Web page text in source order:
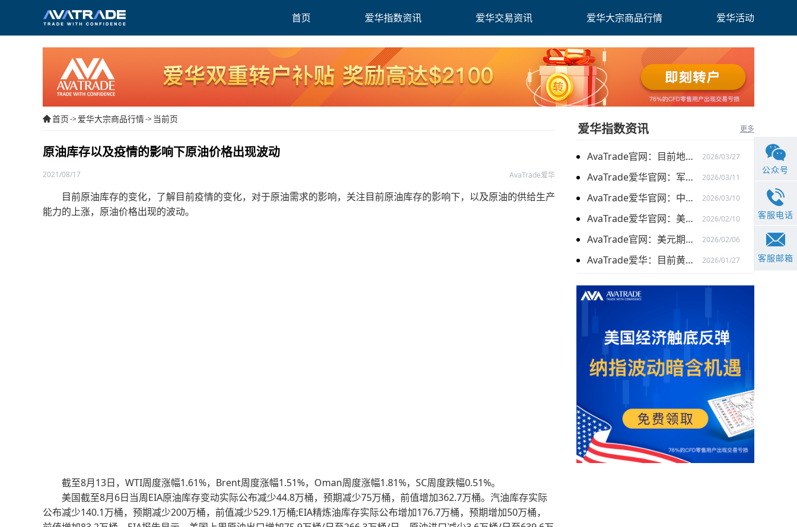
首页 爱华指数资讯 爱华交易资讯 爱华大宗商品行情 爱华活动
首页->爱华大宗商品行情-> 当前页
原油库存以及疫情的影响下原油价格出现波动
2021/08/17 AvaTrade爱华
目前原油库存的变化，了解目前疫情的变化，对于原油需求的影响，关注目前原油库存的影响下，以及原油的供给生产
能力的上涨，原油价格出现的波动。
截至8月13日，WTI周度涨幅1.61%，Brent周度涨幅1.51%，Oman周度涨幅1.81%，SC周度跌幅0.51%。
美国截至8月6日当周EIA原油库存变动实际公布减少44.8万桶，预期减少75万桶，前值增加362.7万桶。汽油库存实际
公布减少140.1万桶，预期减少200万桶，前值减少529.1万桶;EIA精炼油库存实际公布增加176.7万桶，预期增加50万桶，
爱华指数资讯 更多
AvaTrade官网：目前地缘关系引发的供需的变化，带来的燃料油价格持续上涨 2026/03/27
AvaTrade爱华官网：军事行动的担忧下，黄金价格持续上涨 2026/03/11
AvaTrade爱华官网：中东局势以及避险需求下，黄金价格走势稳健 2026/03/10
AvaTrade爱华官网：美元走弱以及就业数据疲软，美股三大指数集体上涨 2026/02/10
AvaTrade官网：美元期货走强的情况下，现货黄金价格探底回升 2026/02/06
AvaTrade爱华：目前黄金价格涨势延续，关注全球市场变化 2026/01/27
公众号
客服电话
客服邮箱